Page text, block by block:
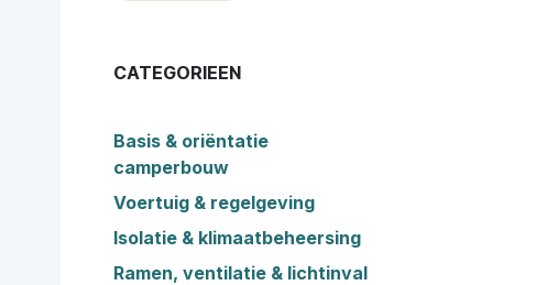
CATEGORIEEN
Basis & oriëntatie
camperbouw
Voertuig & regelgeving
Isolatie & klimaatbeheersing
Ramen, ventilatie & lichtinval